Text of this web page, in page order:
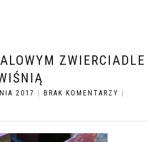
ZWIERCIADLE
2017 BRAK KOMENTARZY